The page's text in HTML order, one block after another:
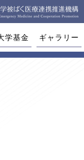
学基金 ギャラリー